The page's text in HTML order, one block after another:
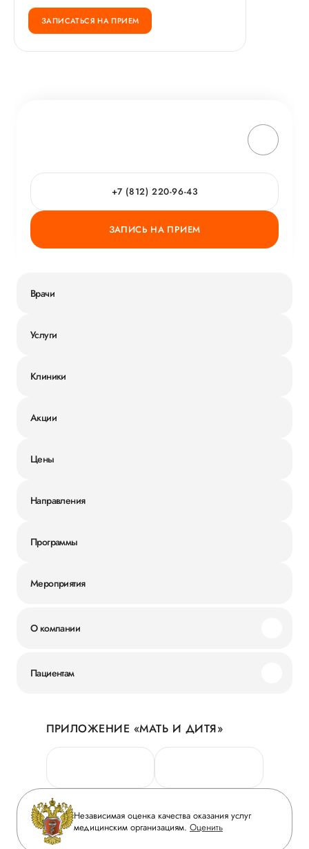
ЗАПИСАТЬСЯ НА ПРИЕМ
+7 (812) 220-96-43
ЗАПИСЬ НА ПРИЕМ
Врачи
Услуги
Клиники
Акции
Цены
Направления
Программы
Мероприятия
О компании
Новости
Руководство
Сотрудничество
Инвесторам
Журнал «Мать и дитя»
Пациентам
Личный кабинет
Персональные данные
Горячая линия качества
Вопрос-ответ
Приложение пациента
ПРИЛОЖЕНИЕ «МАТЬ И ДИТЯ»
Независимая оценка качества оказания услуг
медицинским организациям. Оценить